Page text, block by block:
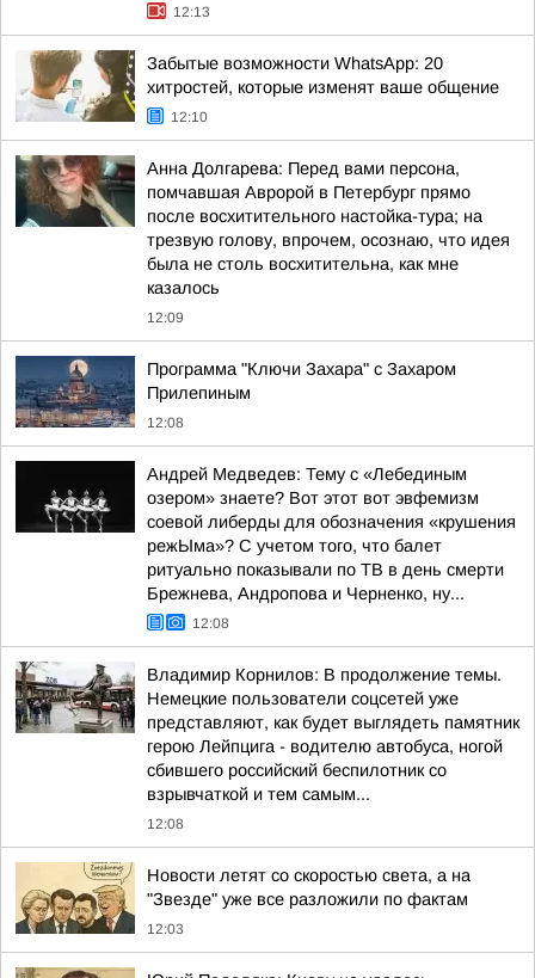
12:13
Забытые возможности WhatsApp: 20
хитростей, которые изменят ваше общение
12:10
Анна Долгарева: Перед вами персона,
помчавшая Авророй в Петербург прямо
после восхитительного настойка-тура; на
трезвую голову, впрочем, осознаю, что идея
была не столь восхитительна, как мне
казалось
12:09
Программа "Ключи Захара" с Захаром
Прилепиным
12:08
Андрей Медведев: Тему с «Лебединым
озером» знаете? Вот этот вот эвфемизм
соевой либерды для обозначения «крушения
режЫма»? С учетом того, что балет
ритуально показывали по ТВ в день смерти
Брежнева, Андропова и Черненко, ну...
12:08
Владимир Корнилов: В продолжение темы.
Немецкие пользователи соцсетей уже
представляют, как будет выглядеть памятник
герою Лейпцига - водителю автобуса, ногой
сбившего российский беспилотник со
взрывчаткой и тем самым...
12:08
Новости летят со скоростью света, а на
"Звезде" уже все разложили по фактам
12:03